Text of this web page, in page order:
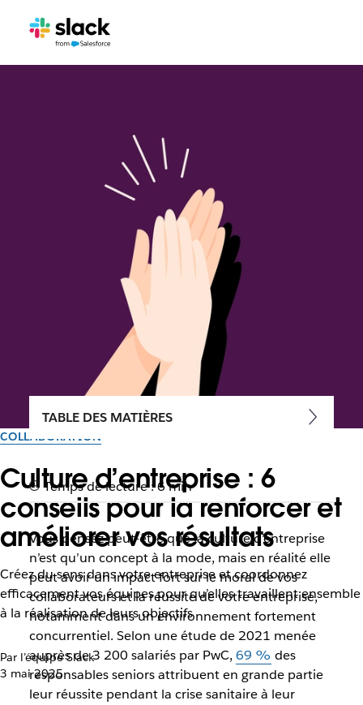
COLLABORATION
Culture d’entreprise : 6
conseils pour la renforcer et
améliorer vos résultats
Créez du sens dans votre entreprise et coordonnez
efficacement vos équipes pour qu’elles travaillent ensemble
à la réalisation de leurs objectifs
Par l’équipe Slack
3 mai 2025
TABLE DES MATIÈRES
Temps de lecture : 6 min
Vous pensez peut-être que la culture d’entreprise
n’est qu’un concept à la mode, mais en réalité elle
peut avoir un impact fort sur le moral de vos
collaborateurs et la réussite de votre entreprise,
notamment dans un environnement fortement
concurrentiel. Selon une étude de 2021 menée
auprès de 3 200 salariés par PwC, 69 % des
responsables seniors attribuent en grande partie
leur réussite pendant la crise sanitaire à leur